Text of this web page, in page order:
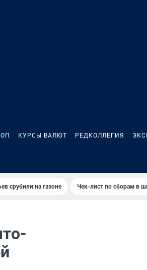
КУРСЫ ВАЛЮТ РЕДКОЛЛЕГИЯ
срубили на газоне Чек-лист по сборам в